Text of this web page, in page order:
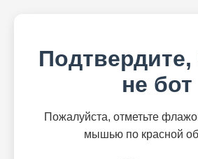
не бот
Пожалуйста, отметьте
мышью по красной